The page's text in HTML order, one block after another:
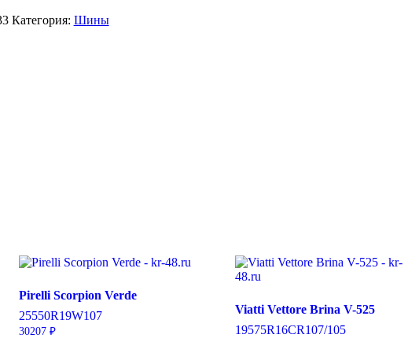
Категория: Шины
Pirelli Scorpion Verde
25550R19W107
30207 ₽
Viatti Vettore Brina V-525
19575R16CR107/105